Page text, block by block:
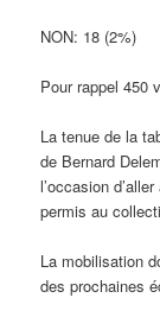
NON: 18 (2%)
Pour rappel 450
La tenue de la
de Bernard
l’occasion
permis au
La mobilisation
des prochaines